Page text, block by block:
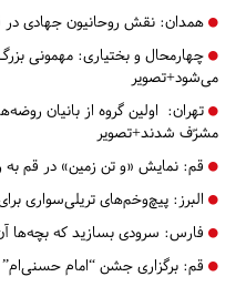
همدان: نقش روحانیون جهادی در
چهارمحال و بختیاری: مهمونی
می‌شود+تصویر
تهران: اولین گروه از بانیان
مشرّف شدند+تصویر
قم: ​​​​​​​نمایش «و تن زمین» در قم
البرز: پیچ‌وخم‌های تریلی‌سواری
فارس: سرودی بسازید که بچه‌ها
قم: برگزاری جشن “امام